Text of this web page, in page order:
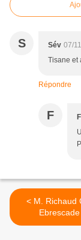
S Sév 07/
Tisane
Répondre
F
< M. Richaud Cairanne